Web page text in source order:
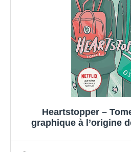
Heartstopper –
graphique à l’origine